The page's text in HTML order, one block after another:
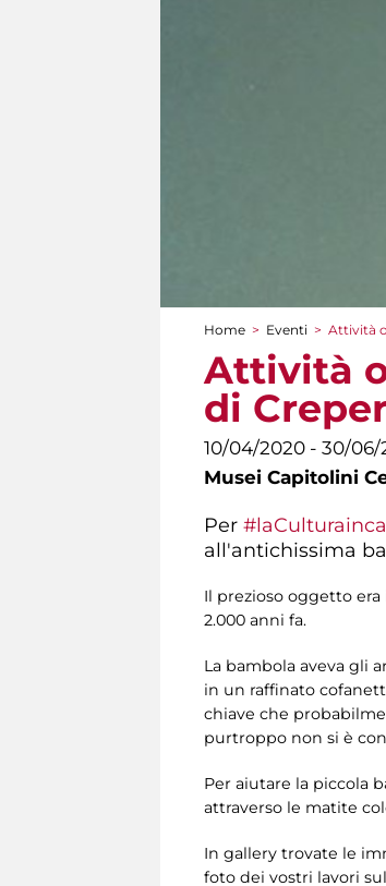
Tu sei qui
Home > Eventi > Attività
Attività
di
10/04/2020 - 30/06/
Musei Capitolini
Per
all'antichissima
Il prezioso oggetto
2.000 anni fa.
La bambola aveva gli
in un raffinato
chiave che
purtroppo non si è
Per aiutare la piccola
attraverso le matite
In gallery trovate le
foto dei vostri lavori